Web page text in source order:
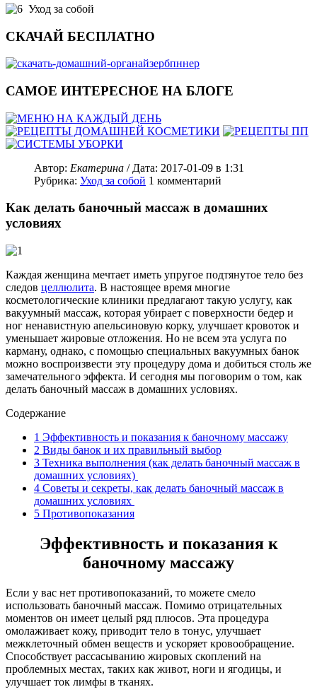
Уход за собой
СКАЧАЙ БЕСПЛАТНО
САМОЕ ИНТЕРЕСНОЕ НА БЛОГЕ
Автор: Екатерина / Дата: 2017-01-09 в 1:31
Рубрика: Уход за собой 1 комментарий
Как делать баночный массаж в домашних
условиях
Каждая женщина мечтает иметь упругое подтянутое тело без
следов целлюлита. В настоящее время многие
косметологические клиники предлагают такую услугу, как
вакуумный массаж, которая убирает с поверхности бедер и
ног ненавистную апельсиновую корку, улучшает кровоток и
уменьшает жировые отложения. Но не всем эта услуга по
карману, однако, с помощью специальных вакуумных банок
можно воспроизвести эту процедуру дома и добиться столь же
замечательного эффекта. И сегодня мы поговорим о том, как
делать баночный массаж в домашних условиях.
Содержание
1 Эффективность и показания к баночному массажу
2 Виды банок и их правильный выбор
3 Техника выполнения (как делать баночный массаж в
домашних условиях)
4 Советы и секреты, как делать баночный массаж в
домашних условиях
5 Противопоказания
Эффективность и показания к
баночному массажу
Если у вас нет противопоказаний, то можете смело
использовать баночный массаж. Помимо отрицательных
моментов он имеет целый ряд плюсов. Эта процедура
омолаживает кожу, приводит тело в тонус, улучшает
межклеточный обмен веществ и ускоряет кровообращение.
Способствует рассасыванию жировых скоплений на
проблемных местах, таких как живот, ноги и ягодицы, и
улучшает ток лимфы в тканях.